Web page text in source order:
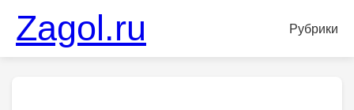
Zagol.ru Рубрики